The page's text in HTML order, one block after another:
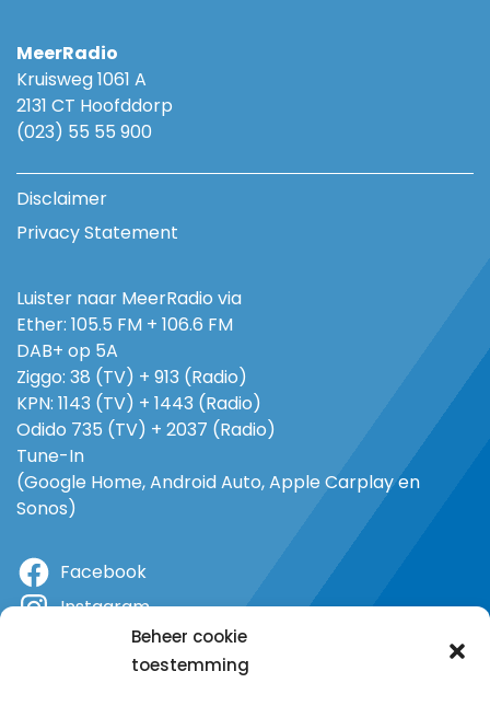
Beheer cookie
toestemming
MeerRadio
Kruisweg 1061 A
2131 CT Hoofddorp
(023) 55 55 900
Disclaimer
Privacy Statement
Luister naar MeerRadio via
Ether: 105.5 FM + 106.6 FM
DAB+ op 5A
Ziggo: 38 (TV) + 913 (Radio)
KPN: 1143 (TV) + 1443 (Radio)
Odido 735 (TV) + 2037 (Radio)
Tune-In
(Google Home, Android Auto, Apple Carplay en
Sonos)
Facebook
Instagram
YouTube